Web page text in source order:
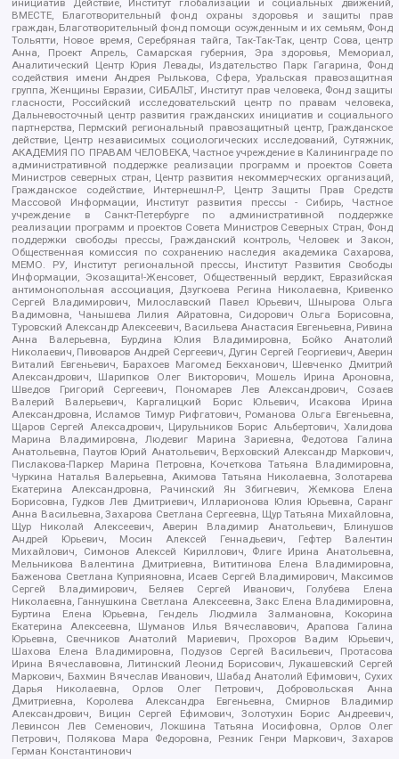
инициатив Действие, Институт глобализации и социальных движений,
ВМЕСТЕ, Благотворительный фонд охраны здоровья и защиты прав
граждан, Благотворительный фонд помощи осужденным и их семьям, Фонд
Тольятти, Новое время, Серебряная тайга, Так-Так-Так, центр Сова, центр
Анна, Проект Апрель, Самарская губерния, Эра здоровья, Мемориал,
Аналитический Центр Юрия Левады, Издательство Парк Гагарина, Фонд
содействия имени Андрея Рылькова, Сфера, Уральская правозащитная
группа, Женщины Евразии, СИБАЛЬТ, Институт прав человека, Фонд защиты
гласности, Российский исследовательский центр по правам человека,
Дальневосточный центр развития гражданских инициатив и социального
партнерства, Пермский региональный правозащитный центр, Гражданское
действие, Центр независимых социологических исследований, Сутяжник,
АКАДЕМИЯ ПО ПРАВАМ ЧЕЛОВЕКА, Частное учреждение в Калининграде по
административной поддержке реализации программ и проектов Совета
Министров северных стран, Центр развития некоммерческих организаций,
Гражданское содействие, Интернешнл-Р, Центр Защиты Прав Средств
Массовой Информации, Институт развития прессы - Сибирь, Частное
учреждение в Санкт-Петербурге по административной поддержке
реализации программ и проектов Совета Министров Северных Стран, Фонд
поддержки свободы прессы, Гражданский контроль, Человек и Закон,
Общественная комиссия по сохранению наследия академика Сахарова,
МЕМО. РУ, Институт региональной прессы, Институт Развития Свободы
Информации, Экозащита!-Женсовет, Общественный вердикт, Евразийская
антимонопольная ассоциация, Дзугкоева Регина Николаевна, Кривенко
Сергей Владимирович, Милославский Павел Юрьевич, Шнырова Ольга
Вадимовна, Чанышева Лилия Айратовна, Сидорович Ольга Борисовна,
Туровский Александр Алексеевич, Васильева Анастасия Евгеньевна, Ривина
Анна Валерьевна, Бурдина Юлия Владимировна, Бойко Анатолий
Николаевич, Пивоваров Андрей Сергеевич, Дугин Сергей Георгиевич, Аверин
Виталий Евгеньевич, Барахоев Магомед Бекханович, Шевченко Дмитрий
Александрович, Шарипков Олег Викторович, Мошель Ирина Ароновна,
Шведов Григорий Сергеевич, Пономарев Лев Александрович, Созаев
Валерий Валерьевич, Каргалицкий Борис Юльевич, Исакова Ирина
Александровна, Исламов Тимур Рифгатович, Романова Ольга Евгеньевна,
Щаров Сергей Алексадрович, Цирульников Борис Альбертович, Халидова
Марина Владимировна, Людевиг Марина Зариевна, Федотова Галина
Анатольевна, Паутов Юрий Анатольевич, Верховский Александр Маркович,
Пислакова-Паркер Марина Петровна, Кочеткова Татьяна Владимировна,
Чуркина Наталья Валерьевна, Акимова Татьяна Николаевна, Золотарева
Екатерина Александровна, Рачинский Ян Збигневич, Жемкова Елена
Борисовна, Гудков Лев Дмитриевич, Илларионова Юлия Юрьевна, Саранг
Анна Васильевна, Захарова Светлана Сергеевна, Щур Татьяна Михайловна,
Щур Николай Алексеевич, Аверин Владимир Анатольевич, Блинушов
Андрей Юрьевич, Мосин Алексей Геннадьевич, Гефтер Валентин
Михайлович, Симонов Алексей Кириллович, Флиге Ирина Анатольевна,
Мельникова Валентина Дмитриевна, Вититинова Елена Владимировна,
Баженова Светлана Куприяновна, Исаев Сергей Владимирович, Максимов
Сергей Владимирович, Беляев Сергей Иванович, Голубева Елена
Николаевна, Ганнушкина Светлана Алексеевна, Закс Елена Владимировна,
Буртина Елена Юрьевна, Гендель Людмила Залмановна, Кокорина
Екатерина Алексеевна, Шуманов Илья Вячеславович, Арапова Галина
Юрьевна, Свечников Анатолий Мариевич, Прохоров Вадим Юрьевич,
Шахова Елена Владимировна, Подузов Сергей Васильевич, Протасова
Ирина Вячеславовна, Литинский Леонид Борисович, Лукашевский Сергей
Маркович, Бахмин Вячеслав Иванович, Шабад Анатолий Ефимович, Сухих
Дарья Николаевна, Орлов Олег Петрович, Добровольская Анна
Дмитриевна, Королева Александра Евгеньевна, Смирнов Владимир
Александрович, Вицин Сергей Ефимович, Золотухин Борис Андреевич,
Левинсон Лев Семенович, Локшина Татьяна Иосифовна, Орлов Олег
Петрович, Полякова Мара Федоровна, Резник Генри Маркович, Захаров
Герман Константинович